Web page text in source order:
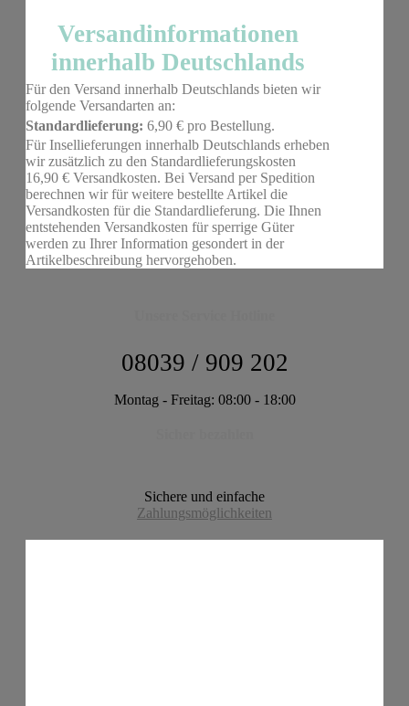
Versandinformationen
innerhalb Deutschlands
Für den Versand innerhalb Deutschlands bieten wir
folgende Versandarten an:
Standardlieferung: 6,90 € pro Bestellung.
Für Insellieferungen innerhalb Deutschlands erheben
wir zusätzlich zu den Standardlieferungskosten
16,90 € Versandkosten. Bei Versand per Spedition
berechnen wir für weitere bestellte Artikel die
Versandkosten für die Standardlieferung. Die Ihnen
entstehenden Versandkosten für sperrige Güter
werden zu Ihrer Information gesondert in der
Artikelbeschreibung hervorgehoben.
08039 / 909 202
Montag - Freitag: 08:00 - 18:00
Sichere und einfache
Zahlungsmöglichkeiten